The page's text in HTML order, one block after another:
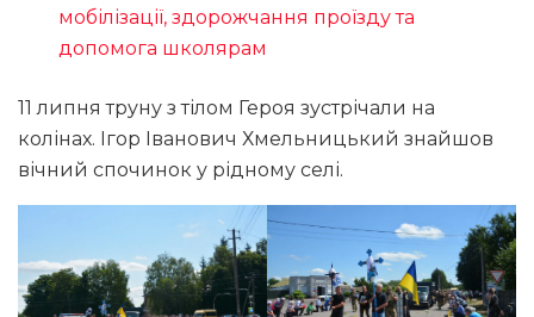
мобілізації, здорожчання проїзду та
допомога школярам
11 липня труну з тілом Героя зустрічали на
колінах. Ігор Іванович Хмельницький знайшов
вічний спочинок у рідному селі.